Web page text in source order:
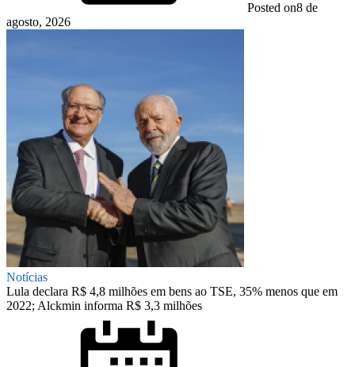
Posted on8 de
agosto, 2026
Notícias
Lula declara R$ 4,8 milhões em bens ao TSE, 35% menos que em
2022; Alckmin informa R$ 3,3 milhões